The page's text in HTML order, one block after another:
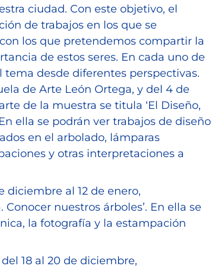
ciudad. Con este objetivo, el
de trabajos en los que se
los que pretendemos compartir la
de estos seres. En cada uno de
tema desde diferentes perspectivas.
de Arte León Ortega, y del 4 de
de la muestra se titula ‘El Diseño,
ella se podrán ver trabajos de diseño
en el arbolado, lámparas
y otras interpretaciones a
diciembre al 12 de enero,
nuestros árboles’. En ella se
la fotografía y la estampación
18 al 20 de diciembre,